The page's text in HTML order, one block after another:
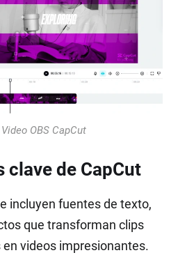
OBS CapCut
clave de CapCut
incluyen fuentes de texto,
que transforman clips
en videos impresionantes.